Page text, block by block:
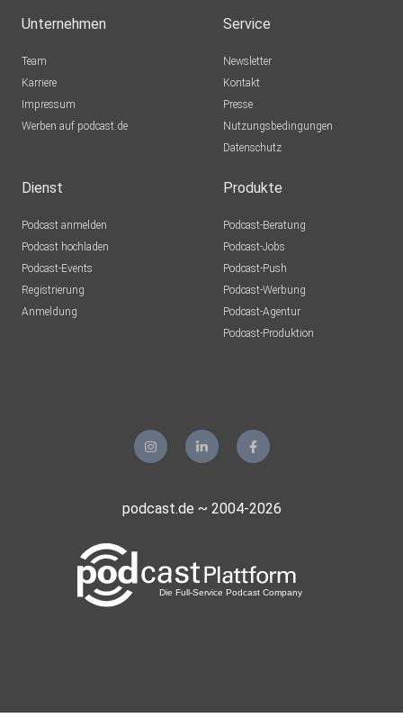
Unternehmen
Team
Karriere
Impressum
Werben auf podcast.de
Service
Newsletter
Kontakt
Presse
Nutzungsbedingungen
Datenschutz
Dienst
Podcast anmelden
Podcast hochladen
Podcast-Events
Registrierung
Anmeldung
Produkte
Podcast-Beratung
Podcast-Jobs
Podcast-Push
Podcast-Werbung
Podcast-Agentur
Podcast-Produktion
podcast.de ~ 2004-2026